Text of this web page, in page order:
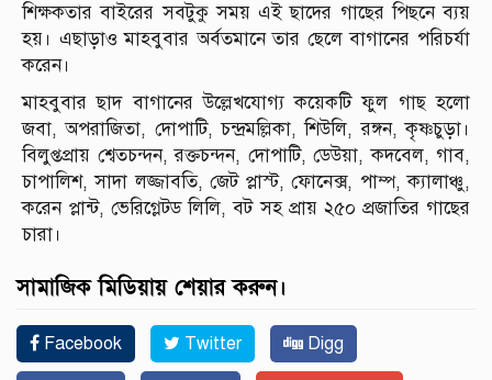
শিক্ষকতার বাইরের সবটুকু সময় এই ছাদের গাছের পিছনে ব্যয়
হয়। এছাড়াও মাহবুবার অর্বতমানে তার ছেলে বাগানের পরিচর্যা
করেন।
মাহবুবার ছাদ বাগানের উল্লেখযোগ্য কয়েকটি ফুল গাছ হলো
জবা, অপরাজিতা, দোপাটি, চন্দ্রমল্লিকা, শিউলি, রঙ্গন, কৃষ্ণচুড়া।
বিলুপ্তপ্রায় শ্বেতচন্দন, রক্তচন্দন, দোপাটি, ডেউয়া, কদবেল, গাব,
চাপালিশ, সাদা লজ্জাবতি, জেট প্লাস্ট, ফোনেক্স, পাম্প, ক্যালাঞ্চু,
করেন প্লান্ট, ভেরিগ্লেটড লিলি, বট সহ প্রায় ২৫০ প্রজাতির গাছের
চারা।
সামাজিক মিডিয়ায় শেয়ার করুন।
Facebook Twitter Digg